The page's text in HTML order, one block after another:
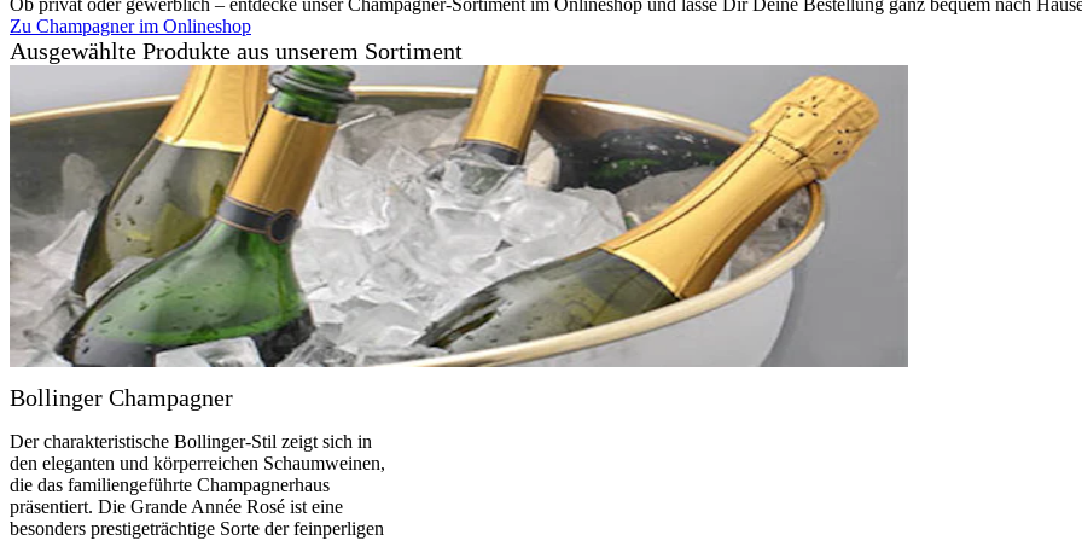
Zu Champagner im Onlineshop
Ausgewählte Produkte aus unserem Sortiment
Bollinger Champagner
Der charakteristische Bollinger-Stil zeigt sich in
den eleganten und körperreichen Schaumweinen,
die das familiengeführte Champagnerhaus
präsentiert. Die Grande Année Rosé ist eine
besonders prestigeträchtige Sorte der feinperligen